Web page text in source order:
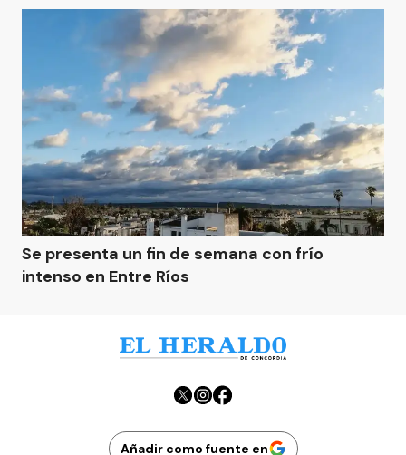
Se presenta un fin de semana con frío
intenso en Entre Ríos
Añadir como fuente en